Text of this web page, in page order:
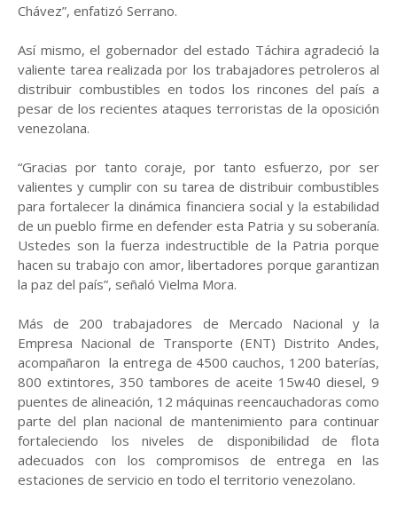
Chávez”, enfatizó Serrano.
Así mismo, el gobernador del estado Táchira agradeció la
valiente tarea realizada por los trabajadores petroleros al
distribuir combustibles en todos los rincones del país a
pesar de los recientes ataques terroristas de la oposición
venezolana.
“Gracias por tanto coraje, por tanto esfuerzo, por ser
valientes y cumplir con su tarea de distribuir combustibles
para fortalecer la dinámica financiera social y la estabilidad
de un pueblo firme en defender esta Patria y su soberanía.
Ustedes son la fuerza indestructible de la Patria porque
hacen su trabajo con amor, libertadores porque garantizan
la paz del país”, señaló Vielma Mora.
Más de 200 trabajadores de Mercado Nacional y la
Empresa Nacional de Transporte (ENT) Distrito Andes,
acompañaron la entrega de 4500 cauchos, 1200 baterías,
800 extintores, 350 tambores de aceite 15w40 diesel, 9
puentes de alineación, 12 máquinas reencauchadoras como
parte del plan nacional de mantenimiento para continuar
fortaleciendo los niveles de disponibilidad de flota
adecuados con los compromisos de entrega en las
estaciones de servicio en todo el territorio venezolano.